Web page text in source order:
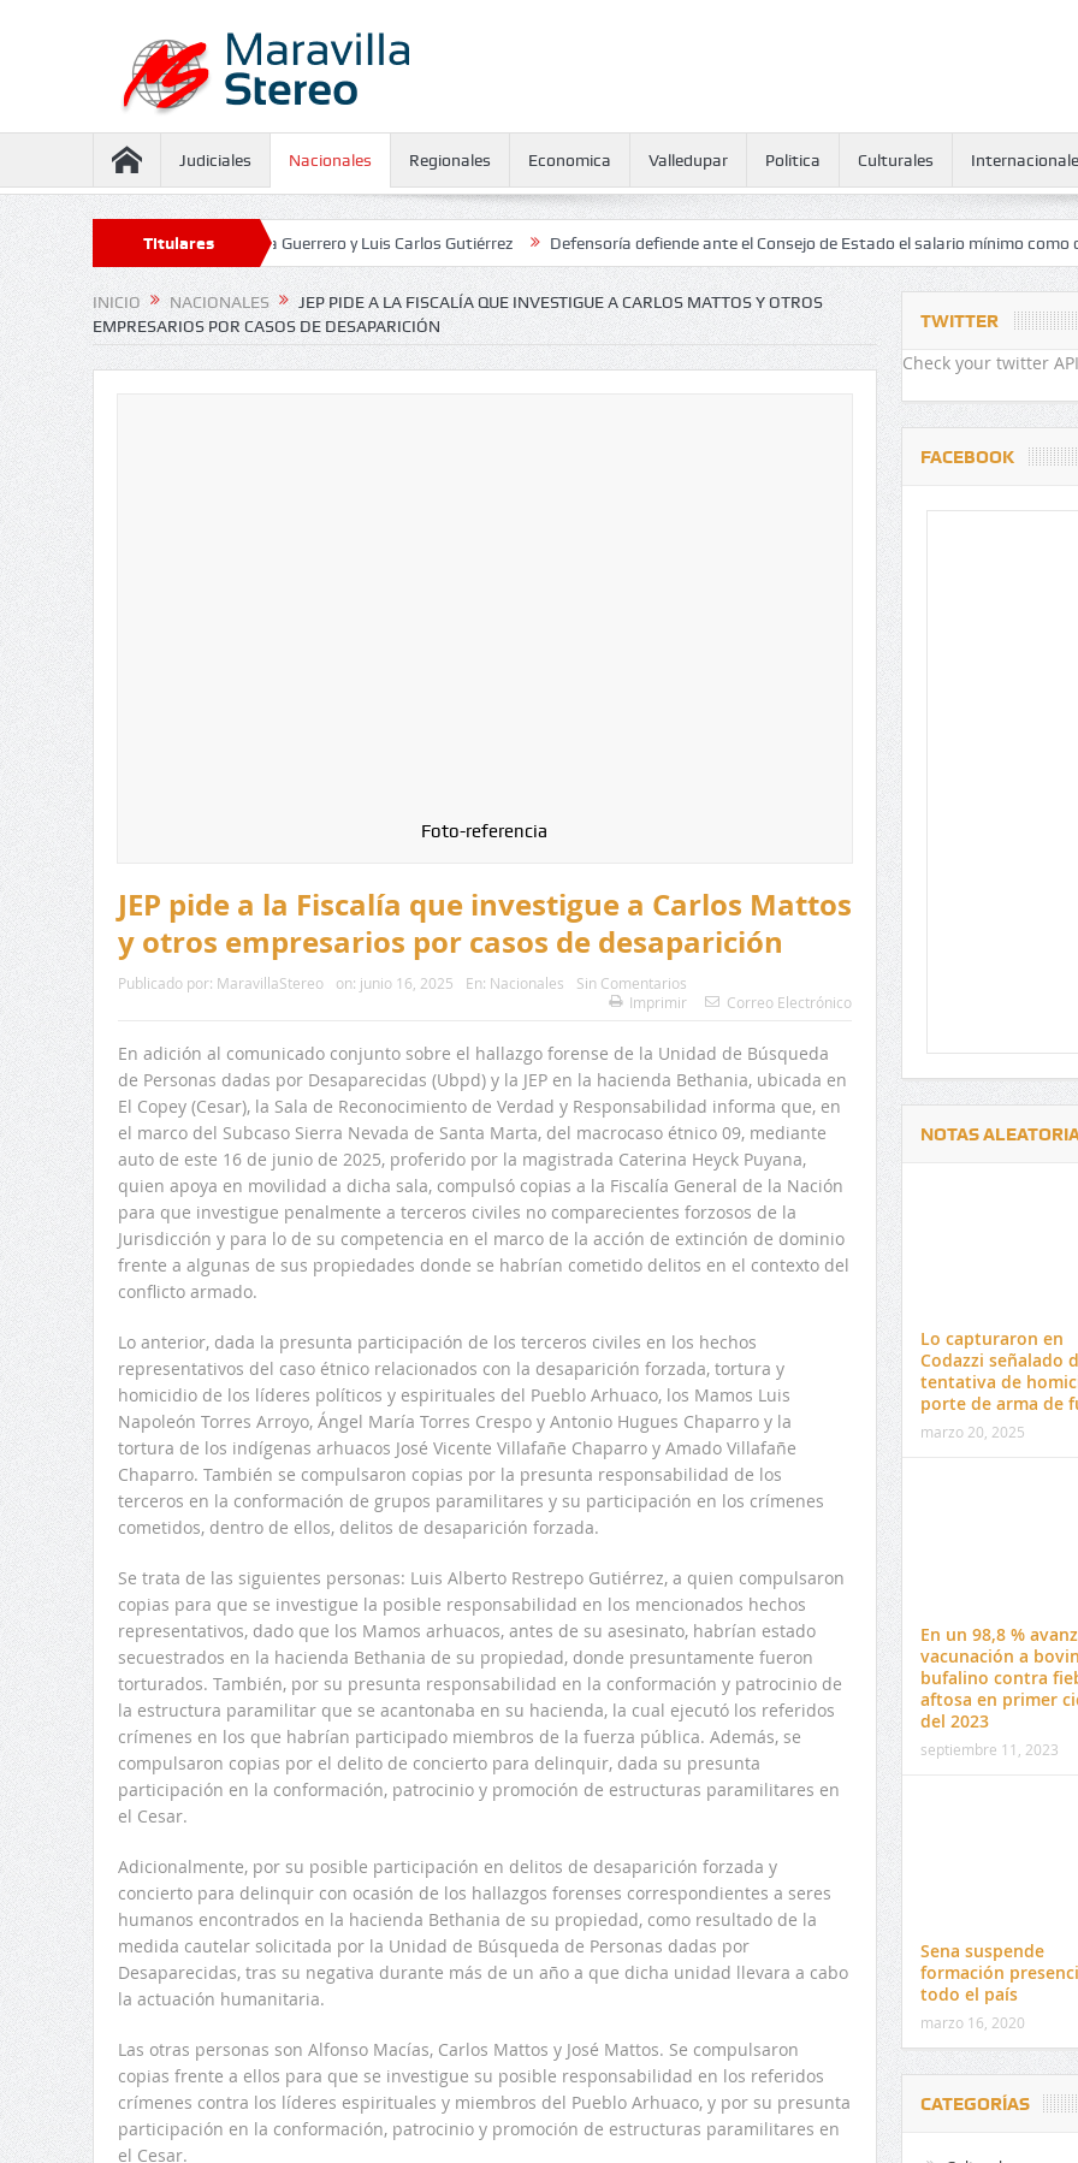
Judiciales Nacionales Regionales Economica Valledupar Politica Culturales
Titulares
contra Juliana Guerrero y Luis Carlos Gutiérrez Defensoría defiende ante el Consejo de Estado el salario mínimo como derecho
INICIO NACIONALES
JEP PIDE A LA FISCALÍA QUE INVESTIGUE A CARLOS MATTOS Y OTROS
EMPRESARIOS POR CASOS DE DESAPARICIÓN
Foto-referencia
JEP pide a la Fiscalía que investigue a Carlos Mattos
y otros empresarios por casos de desaparición
Publicado por: MaravillaStereo on: junio 16, 2025 En: Nacionales
Sin Comentarios
Imprimir
Correo Electrónico
En adición al comunicado conjunto sobre el hallazgo forense de la Unidad de Búsqueda
de Personas dadas por Desaparecidas (Ubpd) y la JEP en la hacienda Bethania, ubicada en
El Copey (Cesar), la Sala de Reconocimiento de Verdad y Responsabilidad informa que, en
el marco del Subcaso Sierra Nevada de Santa Marta, del macrocaso étnico 09, mediante
auto de este 16 de junio de 2025, proferido por la magistrada Caterina Heyck Puyana,
quien apoya en movilidad a dicha sala, compulsó copias a la Fiscalía General de la Nación
para que investigue penalmente a terceros civiles no comparecientes forzosos de la
Jurisdicción y para lo de su competencia en el marco de la acción de extinción de dominio
frente a algunas de sus propiedades donde se habrían cometido delitos en el contexto del
conflicto armado.
Lo anterior, dada la presunta participación de los terceros civiles en los hechos
representativos del caso étnico relacionados con la desaparición forzada, tortura y
homicidio de los líderes políticos y espirituales del Pueblo Arhuaco, los Mamos Luis
Napoleón Torres Arroyo, Ángel María Torres Crespo y Antonio Hugues Chaparro y la
tortura de los indígenas arhuacos José Vicente Villafañe Chaparro y Amado Villafañe
Chaparro. También se compulsaron copias por la presunta responsabilidad de los
terceros en la conformación de grupos paramilitares y su participación en los crímenes
cometidos, dentro de ellos, delitos de desaparición forzada.
Se trata de las siguientes personas: Luis Alberto Restrepo Gutiérrez, a quien compulsaron
copias para que se investigue la posible responsabilidad en los mencionados hechos
representativos, dado que los Mamos arhuacos, antes de su asesinato, habrían estado
secuestrados en la hacienda Bethania de su propiedad, donde presuntamente fueron
torturados. También, por su presunta responsabilidad en la conformación y patrocinio de
la estructura paramilitar que se acantonaba en su hacienda, la cual ejecutó los referidos
crímenes en los que habrían participado miembros de la fuerza pública. Además, se
compulsaron copias por el delito de concierto para delinquir, dada su presunta
participación en la conformación, patrocinio y promoción de estructuras paramilitares en
el Cesar.
Adicionalmente, por su posible participación en delitos de desaparición forzada y
concierto para delinquir con ocasión de los hallazgos forenses correspondientes a seres
humanos encontrados en la hacienda Bethania de su propiedad, como resultado de la
medida cautelar solicitada por la Unidad de Búsqueda de Personas dadas por
Desaparecidas, tras su negativa durante más de un año a que dicha unidad llevara a cabo
la actuación humanitaria.
Las otras personas son Alfonso Macías, Carlos Mattos y José Mattos. Se compulsaron
copias frente a ellos para que se investigue su posible responsabilidad en los referidos
crímenes contra los líderes espirituales y miembros del Pueblo Arhuaco, y por su presunta
participación en la conformación, patrocinio y promoción de estructuras paramilitares en
el Cesar.
TWITTER
Check your twitter
FACEBOOK
NOTAS
Lo capturaron en
Codazzi señalado
tentativa de
porte de arma de
marzo 20, 2025
En un 98,8 %
vacunación a
bufalino contra
aftosa en primer
del 2023
septiembre 11, 2023
Sena suspende
formación
todo el país
marzo 16, 2020
CATEGORÍAS
El 17 de enero vence
venta de pines para
preuniversitario de la